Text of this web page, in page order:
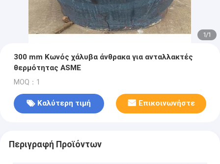
1/1
300 mm Κωνός χάλυβα άνθρακα για ανταλλακτές
θερμότητας ASME
MOQ：1
Καλύτερη τιμή Επικοινωνήστε
Περιγραφή Προϊόντων